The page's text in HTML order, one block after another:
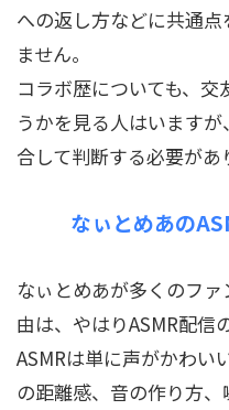
への返し方などに共通
ません。
コラボ歴についても、
うかを見る人はいます
合して判断する必要があ
なぃとめあの
なぃとめあが多くのフ
由は、やはりASMR配信
ASMRは単に声がかわい
の距離感、音の作り方